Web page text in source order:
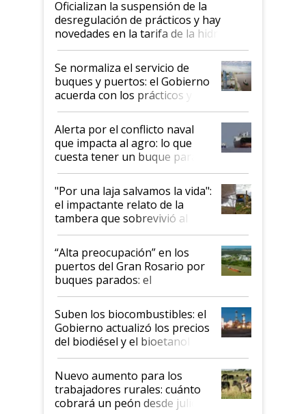
Oficializan la suspensión de la
desregulación de prácticos y hay
novedades en la tarifa de la hidrovía
Se normaliza el servicio de
buques y puertos: el Gobierno
acuerda con los prácticos y
suspende el decreto de
desregulación
Alerta por el conflicto naval
que impacta al agro: lo que
cuesta tener un buque parado
y el peligro de que Argentina
pase a ser "país sucio"
"Por una laja salvamos la vida":
el impactante relato de la
tambera que sobrevivió al
tornado
“Alta preocupación” en los
puertos del Gran Rosario por
buques parados: el
funcionamiento de las
exportadoras en tensión tras
la medida de fuerza de los
prácticos
Suben los biocombustibles: el
Gobierno actualizó los precios
del biodiésel y el bioetanol
Nuevo aumento para los
trabajadores rurales: cuánto
cobrará un peón desde julio